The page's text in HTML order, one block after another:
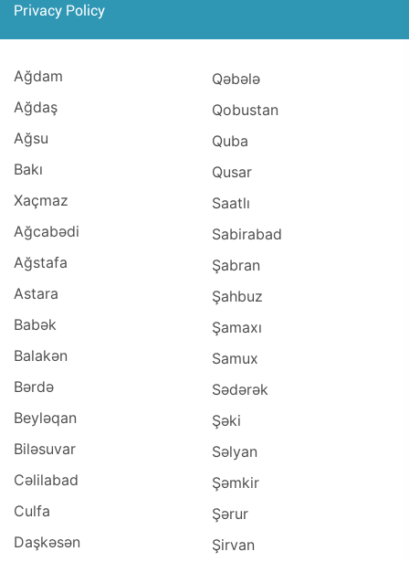
Privacy Policy
Ağdam
Ağdaş
Ağsu
Bakı
Xaçmaz
Ağcabədi
Ağstafa
Astara
Babək
Balakən
Bərdə
Beyləqan
Biləsuvar
Cəlilabad
Culfa
Daşkəsən
Qəbələ
Qobustan
Quba
Qusar
Saatlı
Sabirabad
Şabran
Şahbuz
Şamaxı
Samux
Sədərək
Şəki
Səlyan
Şəmkir
Şərur
Şirvan